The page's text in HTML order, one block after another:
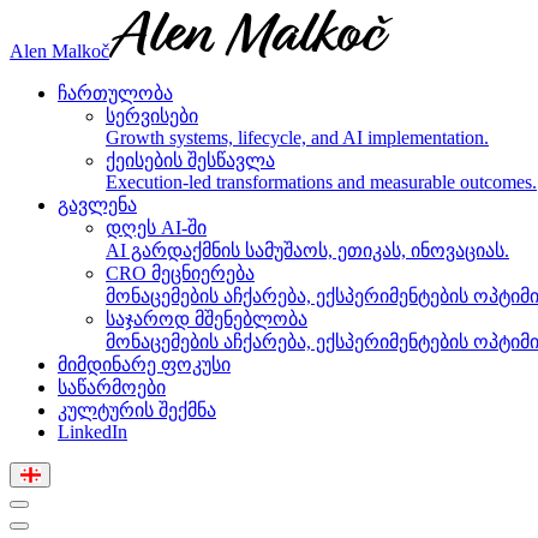
Alen Malkoč
ჩართულობა
სერვისები
Growth systems, lifecycle, and AI implementation.
ქეისების შესწავლა
Execution-led transformations and measurable outcomes.
გავლენა
დღეს AI-ში
AI გარდაქმნის სამუშაოს, ეთიკას, ინოვაციას.
CRO მეცნიერება
მონაცემების აჩქარება, ექსპერიმენტების
საჯაროდ მშენებლობა
მონაცემების აჩქარება, ექსპერიმენტების
მიმდინარე ფოკუსი
საწარმოები
კულტურის შექმნა
LinkedIn